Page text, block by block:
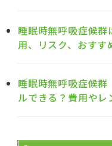
睡眠時無呼吸症候
用、リスク、おす
睡眠時無呼吸症候群
ルできる？費用や